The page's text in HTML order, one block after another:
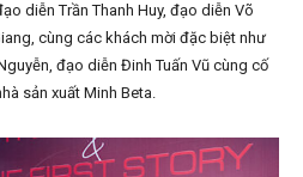
diễn Trần Thanh Huy, đạo diễn Võ
cùng các khách mời đặc biệt như
đạo diễn Đinh Tuấn Vũ cùng cố
sản xuất Minh Beta.